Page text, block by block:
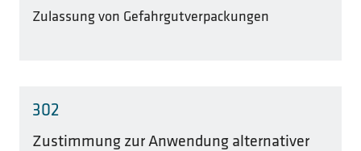
Zulassung von Gefahrgutverpackungen
302
Zustimmung zur Anwendung alternativer